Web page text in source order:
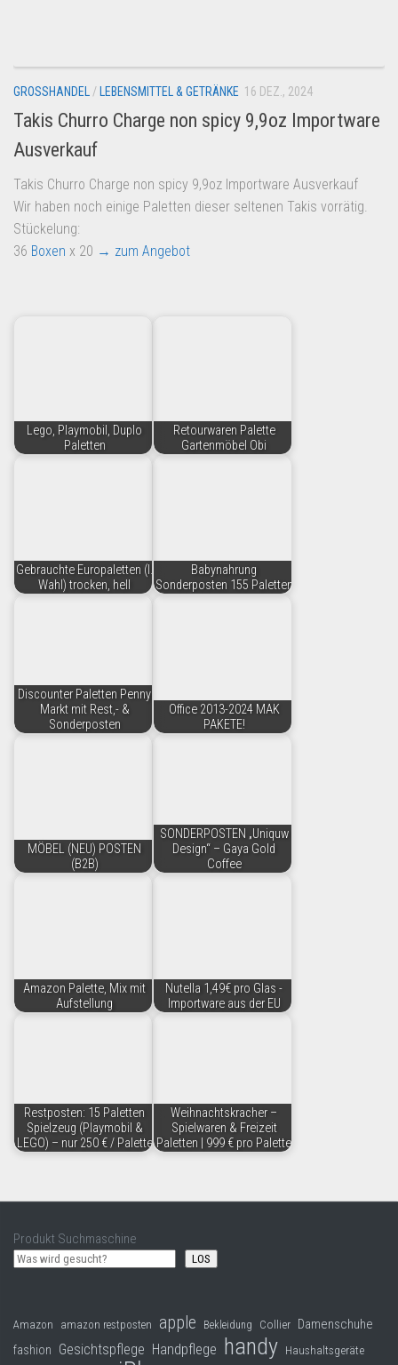
Amazon
Aldi
Lidl
Kostenlos verkaufen
Anmelden
Kostenlos Registrieren
GROSSHANDEL / LEBENSMITTEL & GETRÄNKE 16 DEZ., 2024
Takis Churro Charge non spicy 9,9oz Importware
Ausverkauf
Takis Churro Charge non spicy 9,9oz Importware Ausverkauf
Wir haben noch einige Paletten dieser seltenen Takis vorrätig.
Stückelung:
36 Boxen x 20 → zum Angebot
Lego, Playmobil, Duplo
Paletten
Retourwaren Palette
Gartenmöbel Obi
Gebrauchte Europaletten (I.
Wahl) trocken, hell
Babynahrung
Sonderposten 155 Paletten
Discounter Paletten Penny
Markt mit Rest,- &
Sonderposten
Office 2013-2024 MAK
PAKETE!
MÖBEL (NEU) POSTEN
(B2B)
SONDERPOSTEN „Uniquw
Design“ – Gaya Gold
Coffee
Amazon Palette, Mix mit
Aufstellung
Nutella 1,49€ pro Glas -
Importware aus der EU
Restposten: 15 Paletten
Spielzeug (Playmobil &
LEGO) – nur 250 € / Palette
Weihnachtskracher –
Spielwaren & Freizeit
Paletten | 999 € pro Palette
Produkt Suchmaschine
LOS
Amazon amazon restposten apple Bekleidung Collier Damenschuhe
fashion Gesichtspflege Handpflege handy Haushaltsgeräte